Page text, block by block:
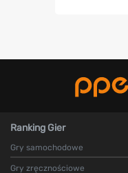
Ranking Gier
Gry samochodowe
Gry zręcznościowe